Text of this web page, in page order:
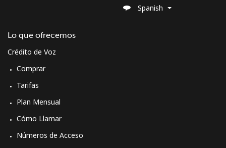
Lo que ofrecemos
Crédito de Voz
Comprar
Tarifas
Plan Mensual
Cómo Llamar
Números de Acceso
Spanish